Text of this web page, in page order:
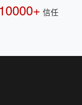
信任